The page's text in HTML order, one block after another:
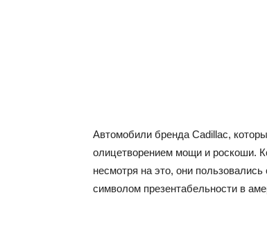
Автомобили бренда Cadillac,
олицетворением мощи и роскоши.
несмотря на это, они
символом презентабельности в